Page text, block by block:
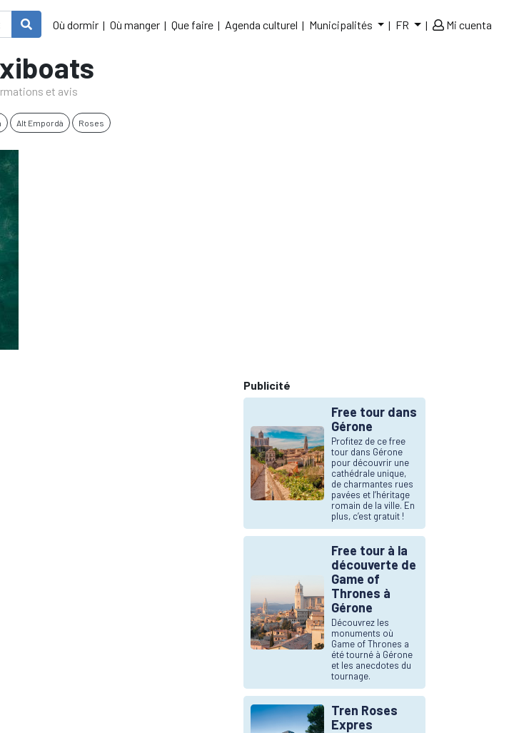
Où dormir Où manger Que faire Agenda culturel Municipalités FR Mi cuenta
et avis
Alt Empordà Roses
Publicité
Free tour dans
Gérone
Profitez de ce free
tour dans Gérone
pour découvrir une
cathédrale unique,
de charmantes rues
pavées et l’héritage
romain de la ville. En
plus, c’est gratuit !
Free tour à la
découverte de
Game of
Thrones à
Gérone
Découvrez les
monuments où
Game of Thrones a
été tourné à Gérone
et les anecdotes du
tournage.
Tren Roses
Expres